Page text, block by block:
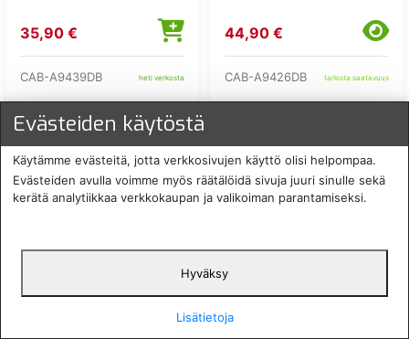
35,90 €
CAB-A9439DB heti verkosta
44,90 €
CAB-A9426DB tarkista saatavuus
CABERG VISIIRI DUKE
CABERG VISIIRI DUKE
EVO/DROID TUMMA
Evästeiden käytöstä
Käytämme evästeitä, jotta verkkosivujen käyttö olisi helpompaa.
Evästeiden avulla voimme myös räätälöidä sivuja juuri sinulle sekä
kerätä analytiikkaa verkkokaupan ja valikoiman parantamiseksi.
Hyväksy
Lisätietoja